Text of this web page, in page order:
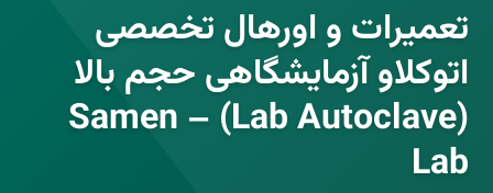
تعمیرات و اورهال تخصصی
اتوکلاو آزمایشگاهی حجم بالا
(Lab Autoclave) – Samen
Lab